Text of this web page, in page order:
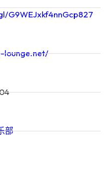
G9WEJxkf4nnGcp827
lounge.net/
部